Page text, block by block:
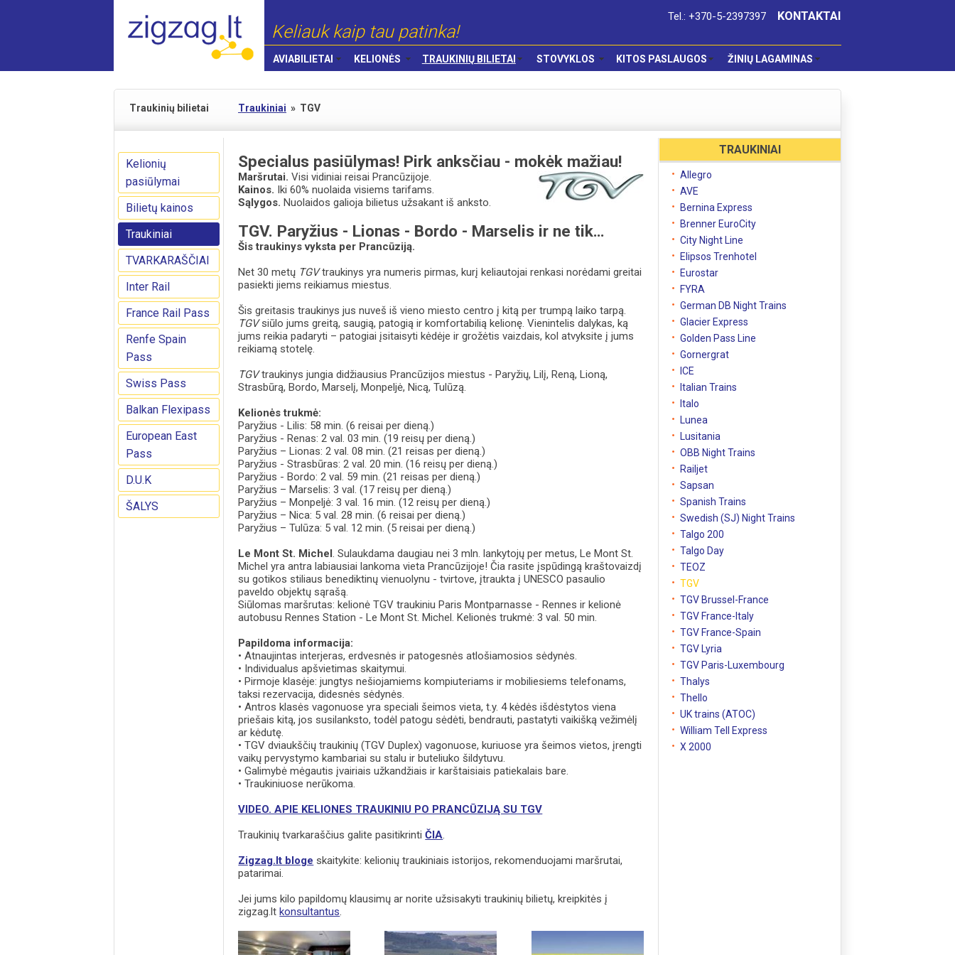
Tel.: +370-5-2397397 KONTAKTAI
Keliauk kaip tau patinka!
AVIABILIETAI KELIONĖS TRAUKINIŲ BILIETAI STOVYKLOS KITOS PASLAUGOS ŽINIŲ LAGAMINAS
Traukinių bilietai Traukiniai » TGV
Kelionių
pasiūlymai
Bilietų kainos
Traukiniai
TVARKARAŠČIAI
Inter Rail
France Rail Pass
Renfe Spain
Pass
Swiss Pass
Balkan Flexipass
European East
Pass
D.U.K
ŠALYS
Specialus pasiūlymas! Pirk anksčiau - mokėk mažiau!
Maršrutai.Visi vidiniai reisai Prancūzijoje.
Kainos. Iki 60% nuolaida visiems tarifams.
Sąlygos. Nuolaidos galioja bilietus užsakant iš anksto.
TGV. Paryžius - Lionas - Bordo - Marselis ir ne tik…
Šis traukinys vyksta per Prancūziją.
Net 30 metų TGVtraukinys yra numeris pirmas, kurį keliautojai renkasi norėdami greitai
pasiekti jiems reikiamus miestus.
Šis greitasis traukinys jus nuveš iš vieno miesto centro į kitą per trumpą laiko tarpą.
TGVsiūlo jums greitą, saugią, patogią ir komfortabilią kelionę. Vienintelis dalykas, ką
jums reikia padaryti – patogiai įsitaisyti kėdėje ir grožėtis vaizdais, kol atvyksite į jums
reikiamą stotelę.
TGVtraukinys jungia didžiausius Prancūzijos miestus - Paryžių, Lilį, Reną, Lioną,
Strasbūrą, Bordo, Marselį, Monpeljė, Nicą, Tulūzą.
Kelionės trukmė:
Paryžius - Lilis: 58 min. (6 reisai per dieną.)
Paryžius - Renas: 2 val. 03 min. (19 reisų per dieną.)
Paryžius – Lionas: 2 val. 08 min. (21 reisas per dieną.)
Paryžius - Strasbūras: 2 val. 20 min. (16 reisų per dieną.)
Paryžius - Bordo: 2 val. 59 min. (21 reisas per dieną.)
Paryžius – Marselis: 3 val. (17 reisų per dieną.)
Paryžius – Monpeljė: 3 val. 16 min. (12 reisų per dieną.)
Paryžius – Nica: 5 val. 28 min. (6 reisai per dieną.)
Paryžius – Tulūza: 5 val. 12 min. (5 reisai per dieną.)
Le Mont St. Michel. Sulaukdama daugiau nei 3 mln. lankytojų per metus, Le Mont St.
Michel yra antra labiausiai lankoma vieta Prancūzijoje! Čia rasite įspūdingą kraštovaizdį
su gotikos stiliaus benediktinų vienuolynu - tvirtove, įtraukta į UNESCO pasaulio
paveldo objektų sąrašą.
Siūlomas maršrutas: kelionė TGV traukiniu Paris Montparnasse - Rennes ir kelionė
autobusu Rennes Station - Le Mont St. Michel. Kelionės trukmė: 3 val. 50 min.
Papildoma informacija:
• Atnaujintas interjeras, erdvesnės ir patogesnės atlošiamosios sėdynės.
• Individualus apšvietimas skaitymui.
• Pirmoje klasėje: jungtys nešiojamiems kompiuteriams ir mobiliesiems telefonams,
taksi rezervacija, didesnės sėdynės.
• Antros klasės vagonuose yra speciali šeimos vieta, t.y. 4 kėdės išdėstytos viena
priešais kitą, jos susilanksto, todėl patogu sėdėti, bendrauti, pastatyti vaikišką vežimėlį
ar kėdutę.
• TGV dviaukščių traukinių (TGV Duplex) vagonuose, kuriuose yra šeimos vietos, įrengti
vaikų pervystymo kambariai su stalu ir buteliuko šildytuvu.
• Galimybė mėgautis įvairiais užkandžiais ir karštaisiais patiekalais bare.
• Traukiniuose nerūkoma.
VIDEO. APIE KELIONES TRAUKINIU PO PRANCŪZIJĄ SU TGV
Traukinių tvarkaraščius galite pasitikrintiČIA.
Zigzag.lt bloge skaitykite: kelionių traukiniais istorijos, rekomenduojami maršrutai,
patarimai.
Jei jums kilo papildomų klausimų ar norite užsisakyti traukinių bilietų, kreipkitės į
zigzag.ltkonsultantus.
TRAUKINIAI
Allegro
AVE
Bernina Express
Brenner EuroCity
City Night Line
Elipsos Trenhotel
Eurostar
FYRA
German DB Night Trains
Glacier Express
Golden Pass Line
Gornergrat
ICE
Italian Trains
Italo
Lunea
Lusitania
OBB Night Trains
Railjet
Sapsan
Spanish Trains
Swedish (SJ) Night Trains
Talgo 200
Talgo Day
TEOZ
TGV
TGV Brussel-France
TGV France-Italy
TGV France-Spain
TGV Lyria
TGV Paris-Luxembourg
Thalys
Thello
UK trains (ATOC)
William Tell Express
X 2000